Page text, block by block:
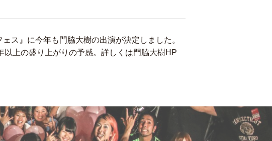
ス』に今年も門脇大樹の出演が決定しました。
上の盛り上がりの予感。詳しくは門脇大樹HP